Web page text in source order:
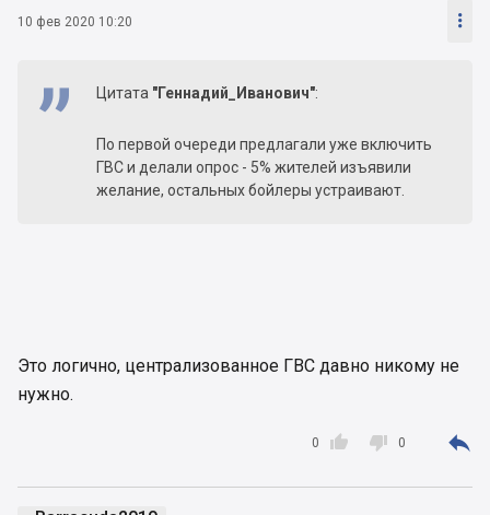
10 фев 2020 10:20 
Цитата "Геннадий_Иванович":
По первой очереди предлагали уже включить
ГВС и делали опрос - 5% жителей изъявили
желание, остальных бойлеры устраивают.
Это логично, централизованное ГВС давно никому не
нужно.

0  0 